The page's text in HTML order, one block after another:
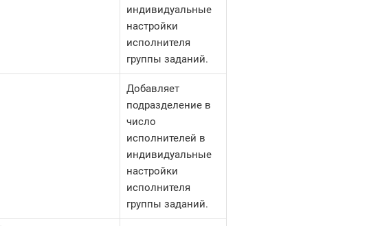
индивидуальные
настройки
исполнителя
группы заданий.
Добавляет
подразделение в
число
исполнителей в
индивидуальные
настройки
исполнителя
группы заданий.